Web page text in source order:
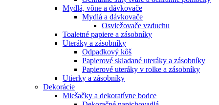
Mydlá, vône a dávkovače
Mydlá a dávkovače
Osviežovače vzduchu
Toaletné papiere a zásobníky
Uteráky a zásobníky
Odpadkový kôš
Papierové skladané uteráky a zásobníky
Papierové uteráky v rolke a zásobníky
Utierky a zásobníky
Dekorácie
Miešačky a dekoratívne bodce